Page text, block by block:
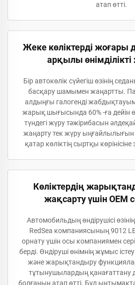
атап өтті.
Жеке көліктерді жоғары
арқылы
Бір автокөлік сүйегіш өзінің
басқару шамымен жаңартты.
алдыңғы галогенді
жарық шығысында 60% -ға дейін
түндегі жүру тәжірибасын
жаңарту тек жүру ыңғайлылығын
қатар көліктің сыртқы
Көліктердің
жақсарту үшін OEM
Автомобильдың өндірушісі
RedSea компаниясының 9012
орнату үшін осы компаниямен
берді. Өндіруші өнімнің жұмыс
және жарықтандыру
тұтынушылардың қанағаттану
болғанын атап өтті. Бұл